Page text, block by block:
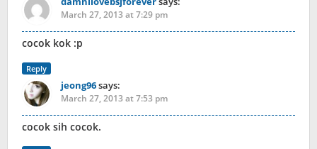
March 27, 2013 at 7:29 pm
cocok kok :p
Reply
jeong96says:
March 27, 2013 at 7:53 pm
cocok sih cocok.